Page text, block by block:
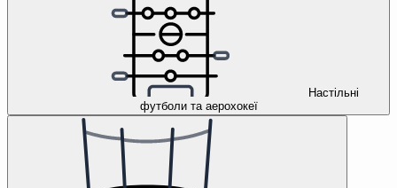
Настільні
футболи та аерохокеї